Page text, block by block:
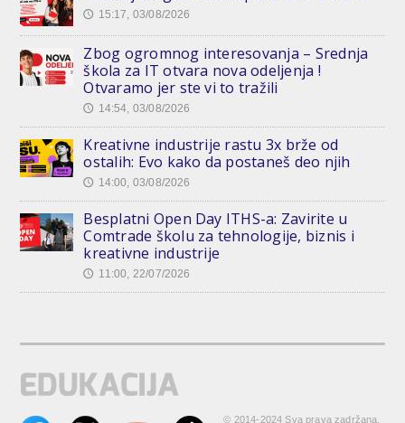
🕔 15:17, 03/08/2026
Zbog ogromnog interesovanja – Srednja
škola za IT otvara nova odeljenja !
Otvaramo jer ste vi to tražili
🕔 14:54, 03/08/2026
Kreativne industrije rastu 3x brže od
ostalih: Evo kako da postaneš deo njih
🕔 14:00, 03/08/2026
Besplatni Open Day ITHS-a: Zavirite u
Comtrade školu za tehnologije, biznis i
kreativne industrije
🕔 11:00, 22/07/2026
© 2014-2024 Sva prava zadržana.